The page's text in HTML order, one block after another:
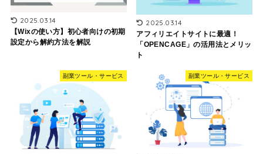
2025.03.14
【Wixの使い方】初心者向けの初期
設定から解約方法を解説
2025.03.14
アフィリエイトサイトに最適！
「OPENCAGE」の活用法とメリッ
ト
副業ツール・サービス 副業ツール・サービス